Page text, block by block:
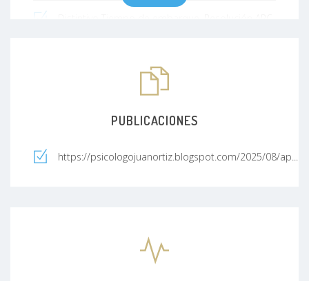
Profesor militar 5ta categoría Armada Nacional.
Resolución 2113 de 21 de julio de 2020.
PUBLICACIONES
https://psicologojuanortiz.blogspot.com/2025/08/ap...